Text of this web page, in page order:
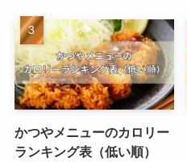
かつやメニューのカロリー
ランキング表（低い順）